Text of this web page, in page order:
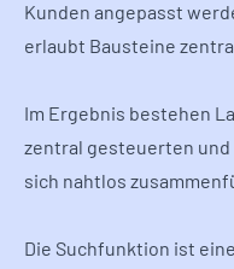
Kunden angepasst
erlaubt Bausteine
Im Ergebnis bestehen
zentral gesteuerten
sich nahtlos
Die Suchfunktion ist